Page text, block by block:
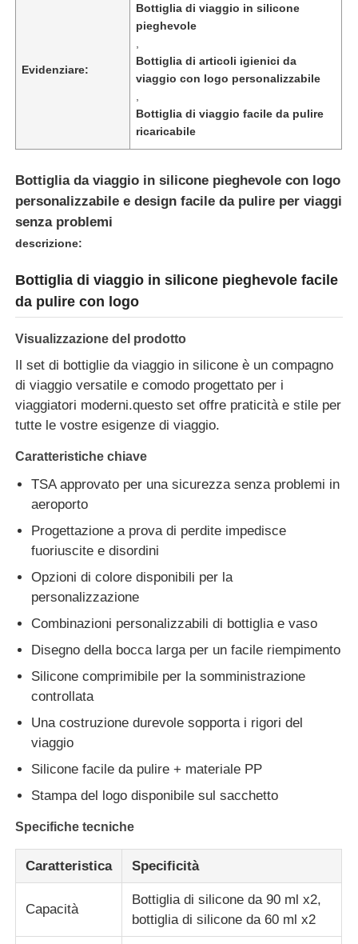
Casa
Video
Su di noi
Visita alla fabbrica
Controllo Qualità
Contattaci
Notizie
Casi
Set di bottiglie da viaggio in silicone
barattolo da viaggio in silicone
Evidenziare:
Bottiglia di viaggio in silicone
pieghevole
Bottiglia di articoli igienici da
viaggio con logo personalizzabile
Bottiglia di viaggio facile da pulire
ricaricabile
Bottiglia da viaggio in silicone pieghevole con logo
personalizzabile e design facile da pulire per viaggi
senza problemi
descrizione:
Bottiglia di viaggio in silicone pieghevole facile
da pulire con logo
Visualizzazione del prodotto
Il set di bottiglie da viaggio in silicone è un compagno
di viaggio versatile e comodo progettato per i
viaggiatori moderni.questo set offre praticità e stile per
tutte le vostre esigenze di viaggio.
Caratteristiche chiave
TSA approvato per una sicurezza senza problemi in
aeroporto
Progettazione a prova di perdite impedisce
fuoriuscite e disordini
Opzioni di colore disponibili per la
personalizzazione
Combinazioni personalizzabili di bottiglia e vaso
Disegno della bocca larga per un facile riempimento
Silicone comprimibile per la somministrazione
controllata
Una costruzione durevole sopporta i rigori del
viaggio
Silicone facile da pulire + materiale PP
Stampa del logo disponibile sul sacchetto
Specifiche tecniche
Caratteristica Specificità
Capacità
Bottiglia di silicone da 90 ml x2,
bottiglia di silicone da 60 ml x2